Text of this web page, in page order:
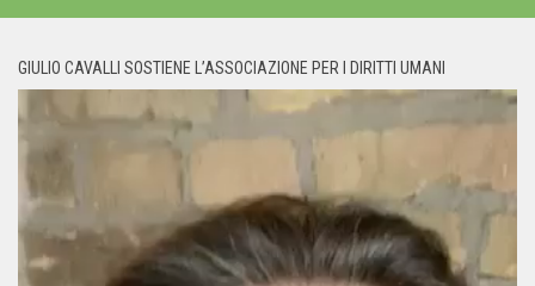
GIULIO CAVALLI SOSTIENE L’ASSOCIAZIONE PER I DIRITTI UMANI
Player